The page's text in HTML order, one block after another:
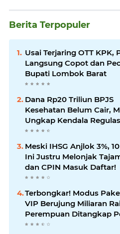
Berita Terpopuler
Usai Terjaring OTT KPK,
Langsung Copot dan
Bupati Lombok Barat
Dana Rp20 Triliun BPJS
Kesehatan Belum Cair,
Ungkap Kendala
Meski IHSG Anjlok 3%,
Ini Justru Melonjak
dan CPIN Masuk Daftar!
Terbongkar! Modus
VIP Berujung Miliaran
Perempuan Ditangkap